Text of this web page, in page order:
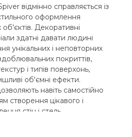
відмінно справляється із
оформлення
об'єктів. Декоративні
здатні давати людині
унікальних і неповторних
покриттів,
і типів поверхонь,
об'ємні ефекти.
навіть самостійно
створення цікавого і
стін і стель.